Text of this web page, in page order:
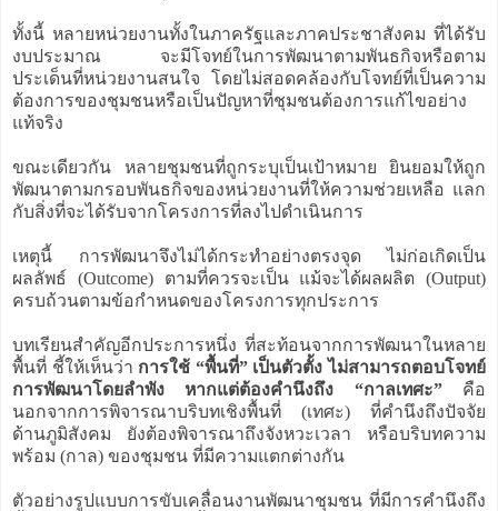
ทั้งนี้ หลายหน่วยงานทั้งในภาครัฐและภาคประชาสังคม ที่ได้รับ
งบประมาณ จะมีโจทย์ในการพัฒนาตามพันธกิจหรือตาม
ประเด็นที่หน่วยงานสนใจ โดยไม่สอดคล้องกับโจทย์ที่เป็นความ
ต้องการของชุมชนหรือเป็นปัญหาที่ชุมชนต้องการแก้ไขอย่าง
แท้จริง
ขณะเดียวกัน หลายชุมชนที่ถูกระบุเป็นเป้าหมาย ยินยอมให้ถูก
พัฒนาตามกรอบพันธกิจของหน่วยงานที่ให้ความช่วยเหลือ แลก
กับสิ่งที่จะได้รับจากโครงการที่ลงไปดำเนินการ
เหตุนี้ การพัฒนาจึงไม่ได้กระทำอย่างตรงจุด ไม่ก่อเกิดเป็น
ผลลัพธ์ (Outcome) ตามที่ควรจะเป็น แม้จะได้ผลผลิต (Output)
ครบถ้วนตามข้อกำหนดของโครงการทุกประการ
บทเรียนสำคัญอีกประการหนึ่ง ที่สะท้อนจากการพัฒนาในหลาย
พื้นที่ ชี้ให้เห็นว่า การใช้ “พื้นที่” เป็นตัวตั้ง ไม่สามารถตอบโจทย์
การพัฒนาโดยลำพัง หากแต่ต้องคำนึงถึง “กาลเทศะ”คือ
นอกจากการพิจารณาบริบทเชิงพื้นที่ (เทศะ) ที่คำนึงถึงปัจจัย
ด้านภูมิสังคม ยังต้องพิจารณาถึงจังหวะเวลา หรือบริบทความ
พร้อม (กาล) ของชุมชน ที่มีความแตกต่างกัน
ตัวอย่างรูปแบบการขับเคลื่อนงานพัฒนาชุมชน ที่มีการคำนึงถึง